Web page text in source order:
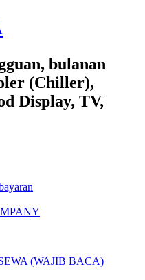
bulanan
(Chiller),
Display, TV,
(WAJIB BACA)